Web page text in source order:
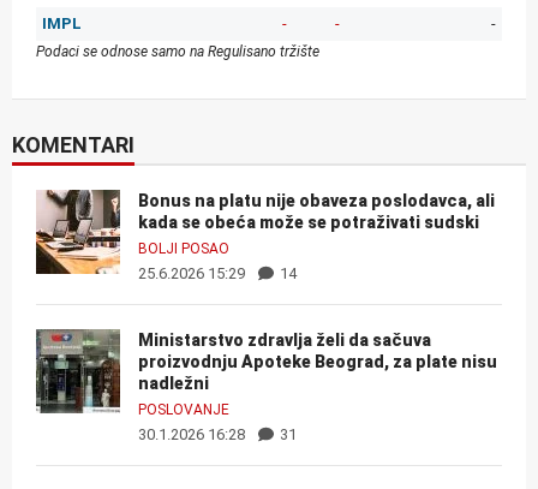
IMPL
- - -
Podaci se odnose samo na Regulisano tržište
KOMENTARI
Bonus na platu nije obaveza poslodavca, ali
kada se obeća može se potraživati sudski
BOLJI POSAO
25.6.2026 15:29 14
Ministarstvo zdravlja želi da sačuva
proizvodnju Apoteke Beograd, za plate nisu
nadležni
POSLOVANJE
30.1.2026 16:28 31